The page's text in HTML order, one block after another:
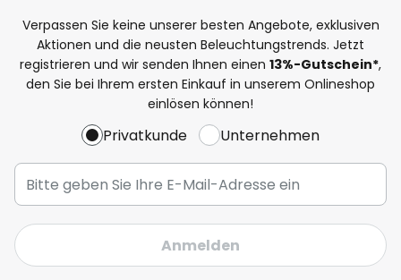
Verpassen Sie keine unserer besten Angebote, exklusiven
Aktionen und die neusten Beleuchtungstrends. Jetzt
registrieren und wir senden Ihnen einen 13%-Gutschein*,
den Sie bei Ihrem ersten Einkauf in unserem Onlineshop
einlösen können!
Privatkunde Unternehmen
Anmelden